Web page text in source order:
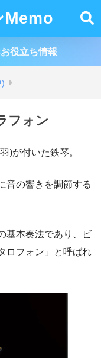
Memo
役立ち情報
)
フォン
)が付いた鉄琴。
音の響きを調節する
基本奏法であり、ビ
ロフォン」と呼ばれ